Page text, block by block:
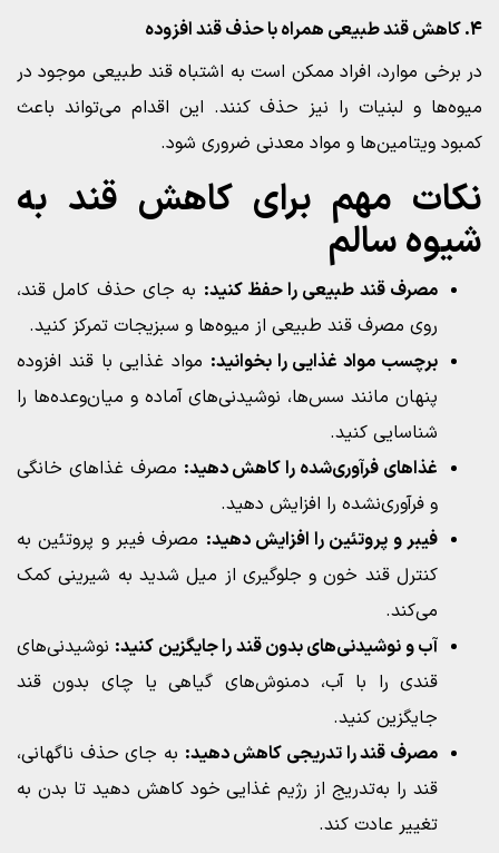
4. کاهش قند طبیعی همراه با حذف قند افزوده
در برخی موارد، افراد ممکن است به اشتباه قند طبیعی موجود در
میوه‌ها و لبنیات را نیز حذف کنند. این اقدام می‌تواند باعث
کمبود ویتامین‌ها و مواد معدنی ضروری شود.
نکات مهم برای کاهش قند به
شیوه سالم
مصرف قند طبیعی را حفظ کنید: به جای حذف کامل قند،
روی مصرف قند طبیعی از میوه‌ها و سبزیجات تمرکز کنید.
برچسب مواد غذایی را بخوانید: مواد غذایی با قند افزوده
پنهان مانند سس‌ها، نوشیدنی‌های آماده و میان‌وعده‌ها را
شناسایی کنید.
غذاهای فرآوری‌شده را کاهش دهید: مصرف غذاهای خانگی
و فرآوری‌نشده را افزایش دهید.
فیبر و پروتئین را افزایش دهید: مصرف فیبر و پروتئین به
کنترل قند خون و جلوگیری از میل شدید به شیرینی کمک
می‌کند.
آب و نوشیدنی‌های بدون قند را جایگزین کنید: نوشیدنی‌های
قندی را با آب، دمنوش‌های گیاهی یا چای بدون قند
جایگزین کنید.
مصرف قند را تدریجی کاهش دهید: به جای حذف ناگهانی،
قند را به‌تدریج از رژیم غذایی خود کاهش دهید تا بدن به
تغییر عادت کند.